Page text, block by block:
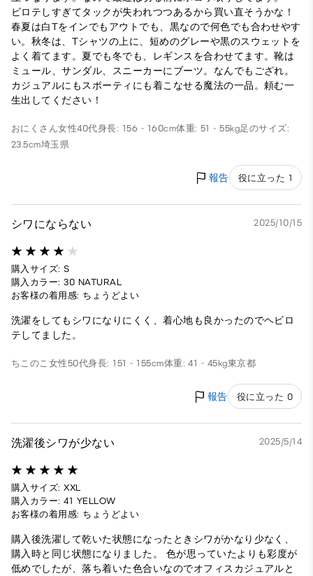
ビロテしすぎてタックが失われつつあるから買い直そうかな！
春夏は白Tをインでもアウトでも、黒なので何色でも合わせやす
い。秋冬は、Tシャツの上に、短めのグレーや黒のスウェットを
よく着てます。夏でも冬でも、レギンスを合わせてます。靴は
ミュール、サンダル、スニーカーにブーツ。なんでもござれ。
カジュアルにもスポーティにも着こなせる魔法の一品。頼む一
生出してください！
おにくさん女性40代身長: 156 - 160cm体重: 51 - 55kg足のサイズ:
23.5cm埼玉県
報告 役に立った 1
シワにならない 2025/10/15
購入サイズ: S
購入カラー: 30 NATURAL
お客様の着用感: ちょうどよい
洗濯をしてもシワになりにくく、着心地も良かったのでヘビロ
テしてました。
ちこのこ 女性50代身長: 151 - 155cm体重: 41 - 45kg東京都
報告 役に立った 0
洗濯後シワが少ない 2025/5/14
購入サイズ: XXL
購入カラー: 41 YELLOW
お客様の着用感: ちょうどよい
購入後洗濯して乾いた状態になったときシワがかなり少なく、
購入時と同じ状態になりました。 色が思っていたよりも彩度が
低めでしたが、落ち着いた色合いなのでオフィスカジュアルと